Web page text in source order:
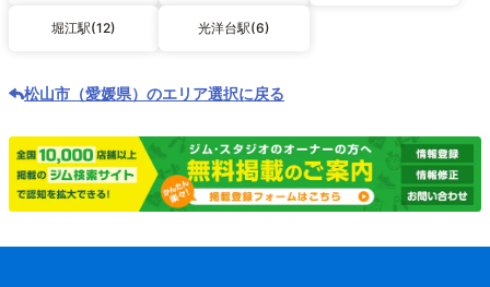
堀江駅(12) 光洋台駅(6)
松山市（愛媛県）のエリア選択に戻る